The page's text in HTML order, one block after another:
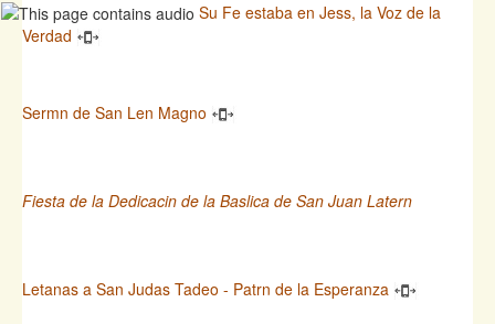
Su Fe estaba en Jess, la Voz de la
Verdad
Sermn de San Len Magno
Fiesta de la Dedicacin de la Baslica de San Juan Latern
Letanas a San Judas Tadeo - Patrn de la Esperanza